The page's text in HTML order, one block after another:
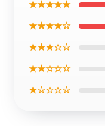
★★★★★
★★★★☆
★★★☆☆
★★☆☆☆
★☆☆☆☆